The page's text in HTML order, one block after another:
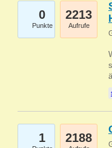
0
Punkte
2213
Aufrufe
1 2188